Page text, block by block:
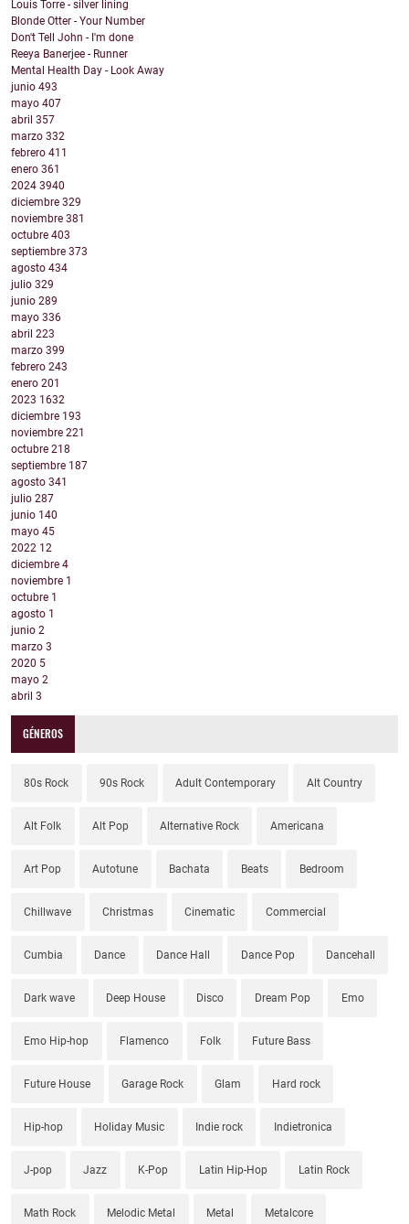
Louis Torre - silver lining
Blonde Otter - Your Number
Don't Tell John - I'm done
Reeya Banerjee - Runner
Mental Health Day - Look Away
junio 493
mayo 407
abril 357
marzo 332
febrero 411
enero 361
2024 3940
diciembre 329
noviembre 381
octubre 403
septiembre 373
agosto 434
julio 329
junio 289
mayo 336
abril 223
marzo 399
febrero 243
enero 201
2023 1632
diciembre 193
noviembre 221
octubre 218
septiembre 187
agosto 341
julio 287
junio 140
mayo 45
2022 12
diciembre 4
noviembre 1
octubre 1
agosto 1
junio 2
marzo 3
2020 5
mayo 2
abril 3
GÉNEROS
80s Rock 90s Rock Adult Contemporary Alt Country
Alt Folk Alt Pop Alternative Rock Americana
Art Pop Autotune Bachata Beats Bedroom
Chillwave Christmas Cinematic Commercial
Cumbia Dance Dance Hall Dance Pop Dancehall
Dark wave Deep House Disco Dream Pop Emo
Emo Hip-hop Flamenco Folk Future Bass
Future House Garage Rock Glam Hard rock
Hip-hop Holiday Music Indie rock Indietronica
J-pop Jazz K-Pop Latin Hip-Hop Latin Rock
Math Rock Melodic Metal Metal Metalcore